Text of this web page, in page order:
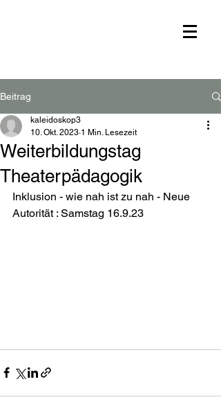
Beitrag
Weiterbildungstag
Theaterpädagogik
kaleidoskop3
10. Okt. 2023 1 Min. Lesezeit
Inklusion - wie nah ist zu nah - Neue
Autorität : Samstag 16.9.23